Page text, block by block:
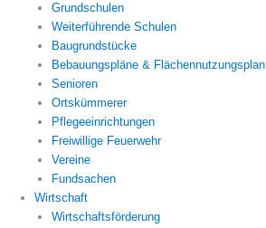
Grundschulen
Weiterführende Schulen
Baugrundstücke
Bebauungspläne & Flächennutzungsplan
Senioren
Ortskümmerer
Pflegeeinrichtungen
Freiwillige Feuerwehr
Vereine
Fundsachen
Wirtschaft
Wirtschaftsförderung